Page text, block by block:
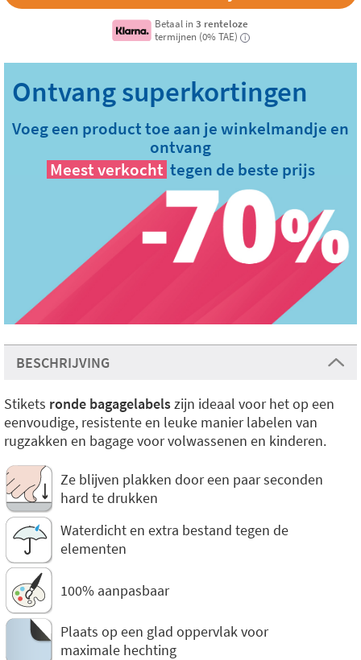
Betaal in3 renteloze
termijnen (0% TAE)
i
Voeg een product toe aan je winkelmandje en
ontvang
Meest verkocht tegen de beste prijs
BESCHRIJVING
Stikets ronde bagagelabelszijn ideaal voor het op een
eenvoudige, resistente en leuke manier labelen van
rugzakken en bagage voor volwassenen en kinderen.
Ze blijven plakken door een paar seconden
hard te drukken
Waterdicht en extra bestand tegen de
elementen
100% aanpasbaar
Plaats op een glad oppervlak voor
maximale hechting